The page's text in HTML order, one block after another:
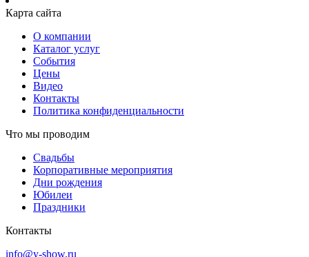
Карта сайта
О компании
Каталог услуг
События
Цены
Видео
Контакты
Политика конфиденциальности
Что мы проводим
Свадьбы
Корпоративные мероприятия
Дни рождения
Юбилеи
Праздники
Контакты
info@y-show.ru